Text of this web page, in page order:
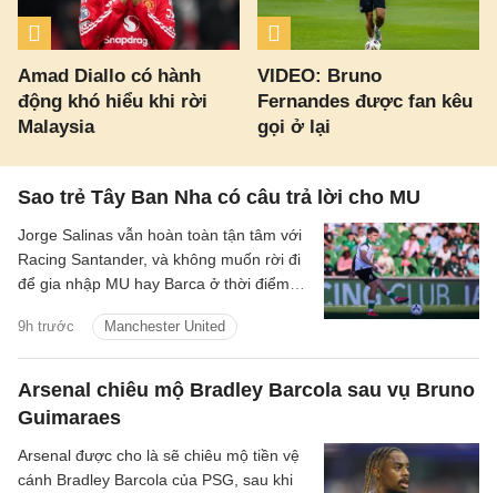
Amad Diallo có hành
động khó hiểu khi rời
Malaysia
VIDEO: Bruno
Fernandes được fan kêu
gọi ở lại
Sao trẻ Tây Ban Nha có câu trả lời cho MU
9h trước Manchester United
Jorge Salinas vẫn hoàn toàn tận tâm với
Racing Santander, và không muốn rời đi
để gia nhập MU hay Barca ở thời điểm
Arsenal chiêu mộ Bradley Barcola sau vụ Bruno
Guimaraes
Arsenal được cho là sẽ chiêu mộ tiền vệ
cánh Bradley Barcola của PSG, sau khi